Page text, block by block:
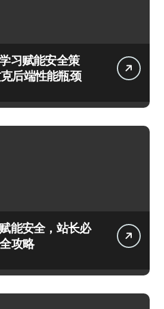
习赋能安全策
后端性能瓶颈
能安全，站长必
攻略